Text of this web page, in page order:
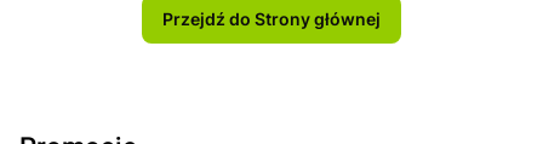
Przejdź do Strony głównej